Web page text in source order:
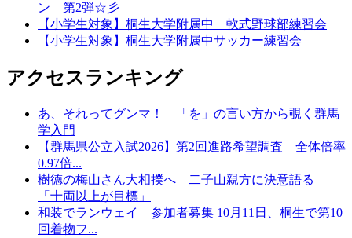
ン 第2弾☆彡
【小学生対象】桐生大学附属中 軟式野球部練習会
【小学生対象】桐生大学附属中サッカー練習会
アクセスランキング
あ、それってグンマ！ 「を」の言い方から覗く群馬
学入門
【群馬県公立入試2026】第2回進路希望調査 全体倍率
0.97倍...
樹徳の梅山さん大相撲へ 二子山親方に決意語る
「十両以上が目標」
和装でランウェイ 参加者募集 10月11日、桐生で第10
回着物フ...